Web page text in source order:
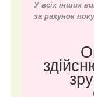
У всіх інших
за рахунок